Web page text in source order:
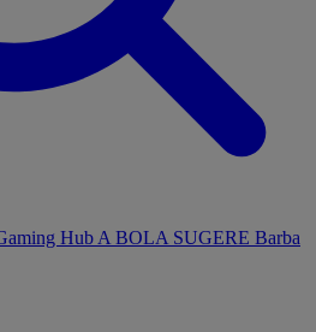
Hub A BOLA SUGERE Barba